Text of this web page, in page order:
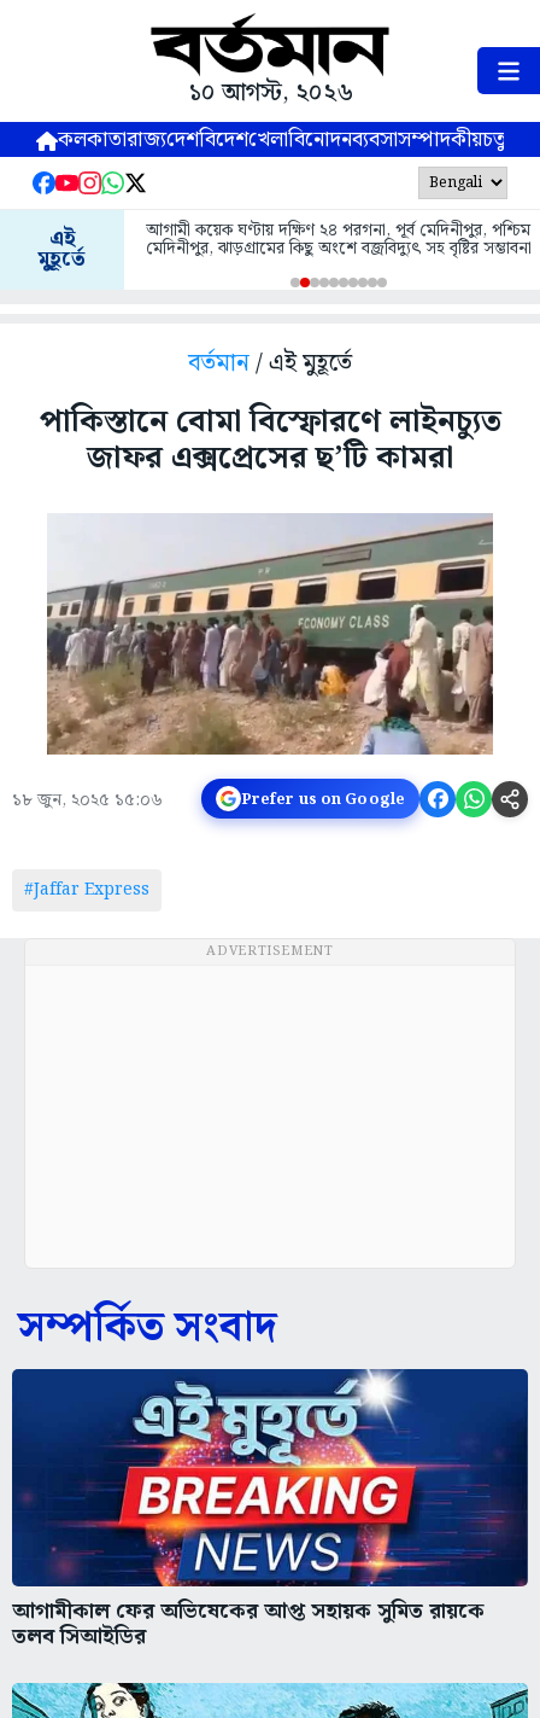
১০ আগস্ট, ২০২৬
কলকাতারাজ্যদেশবিদেশখেলাবিনোদনব্যবসাসম্পাদকীয়
এই
মুহূর্তে
আগামী কয়েক ঘণ্টায় দক্ষিণ ২৪ পরগনা, পূর্ব মেদিনীপুর, পশ্চিম
মেদিনীপুর, ঝাড়গ্রামের কিছু অংশে বজ্রবিদ্যুৎ সহ বৃষ্টির সম্ভাবনা
বর্তমান/ এই মুহূর্তে
পাকিস্তানে বোমা বিস্ফোরণে লাইনচ্যুত
জাফর এক্সপ্রেসের ছ’টি কামরা
১৮ জুন, ২০২৫ ১৫:০৬ Prefer us on Google
#Jaffar Express
ADVERTISEMENT
সম্পর্কিত সংবাদ
আগামীকাল ফের অভিষেকের আপ্ত সহায়ক সুমিত রায়কে
তলব সিআইডির